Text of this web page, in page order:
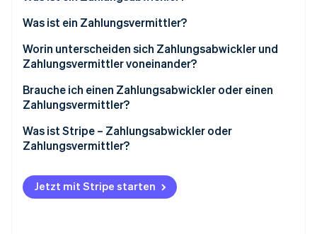
Stripe-Sessions 2026
Erfahren Sie, wie Stripe Lösungen für die
Was ist ein Zahlungsvermittler?
Worin unterscheiden sich Zahlungsabwickler und
Zahlungsvermittler voneinander?
Brauche ich einen Zahlungsabwickler oder einen
Zahlungsvermittler?
Was ist Stripe – Zahlungsabwickler oder
Zahlungsvermittler?
Jetzt mit Stripe starten